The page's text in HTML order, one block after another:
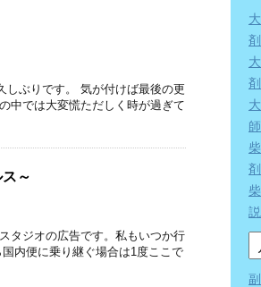
しぶりです。 気が付けば最後の更
中では大変慌ただしく時が過ぎて
～
タジオの広告です。私もいつか行
内便に乗り継ぐ場合は1度ここで
ア
ー
カ